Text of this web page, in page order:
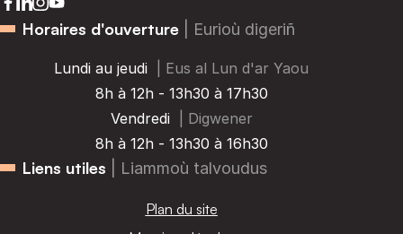
Horaires d'ouverture | Eurioù digeriñ
Lundi au jeudi
| Eus al Lun d'ar Yaou
8h à 12h - 13h30 à 17h30
Vendredi
| Digwener
8h à 12h - 13h30 à 16h30
Liens utiles | Liammoù talvoudus
Plan du site